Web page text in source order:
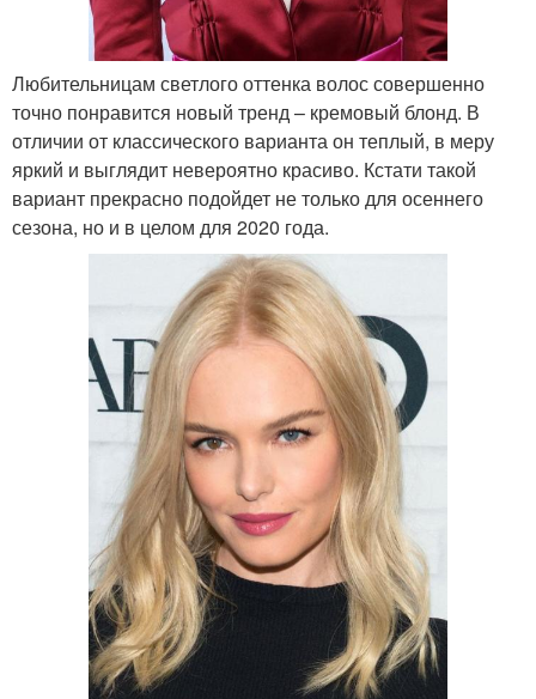
Любительницам светлого оттенка волос совершенно
точно понравится новый тренд – кремовый блонд. В
отличии от классического варианта он теплый, в меру
яркий и выглядит невероятно красиво. Кстати такой
вариант прекрасно подойдет не только для осеннего
сезона, но и в целом для 2020 года.